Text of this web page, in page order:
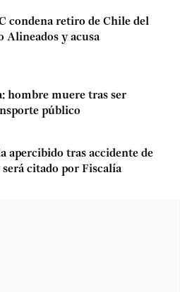
condena retiro de Chile del
Alineados y acusa
hombre muere tras ser
público
apercibido tras accidente de
citado por Fiscalía